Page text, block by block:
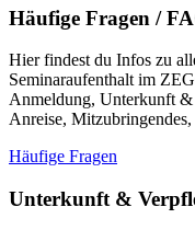
Häufige Fragen /
Hier findest du Infos zu
Seminaraufenthalt im
Anmeldung, Unterkunft
Anreise,
Häufige Fragen
Unterkunft &